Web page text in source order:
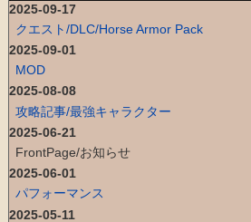
2025-09-17
クエスト/DLC/Horse Armor Pack
2025-09-01
MOD
2025-08-08
攻略記事/最強キャラクター
2025-06-21
FrontPage/お知らせ
2025-06-01
パフォーマンス
2025-05-11